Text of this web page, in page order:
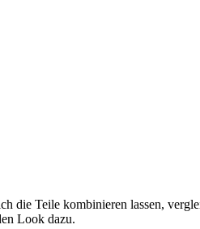
Teile kombinieren lassen,
Look dazu.